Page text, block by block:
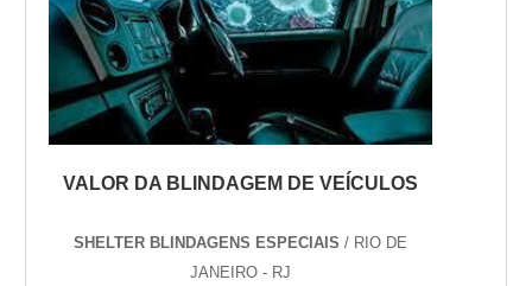
VALOR DA BLINDAGEM DE VEÍCULOS
SHELTER BLINDAGENS ESPECIAIS / RIO DE
JANEIRO - RJ